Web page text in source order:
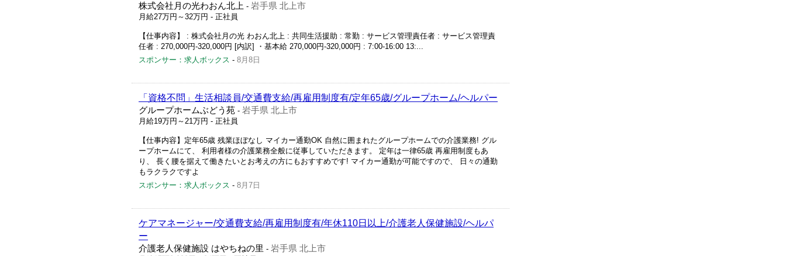
株式会社月の光わおん北上 - 岩手県 北上市
月給27万円～32万円 - 正社員
【仕事内容】 : 株式会社月の光 わおん北上 : 共同生活援助 : 常勤 : サービス管理責任者 : サービス管理責
任者 : 270,000円-320,000円 [内訳] ・基本給 270,000円-320,000円 : 7:00-16:00 13:...
スポンサー：求人ボックス - 8月8日
「資格不問」生活相談員/交通費支給/再雇用制度有/定年65歳/グループホーム/ヘルパー
グループホームぶどう苑 - 岩手県 北上市
月給19万円～21万円 - 正社員
【仕事内容】定年65歳 残業ほぼなし マイカー通勤OK 自然に囲まれたグループホームでの介護業務! グル
ープホームにて、 利用者様の介護業務全般に従事していただきます。 定年は一律65歳 再雇用制度もあ
り、 長く腰を据えて働きたいとお考えの方にもおすすめです! マイカー通勤が可能ですので、 日々の通勤
もラクラクですよ
スポンサー：求人ボックス - 8月7日
ケアマネージャー/交通費支給/再雇用制度有/年休110日以上/介護老人保健施設/ヘルパ
ー
介護老人保健施設 はやちねの里 - 岩手県 北上市